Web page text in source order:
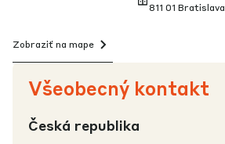
811 01 Bratislava
Zobraziť na mape
Všeobecný kontakt
Česká republika